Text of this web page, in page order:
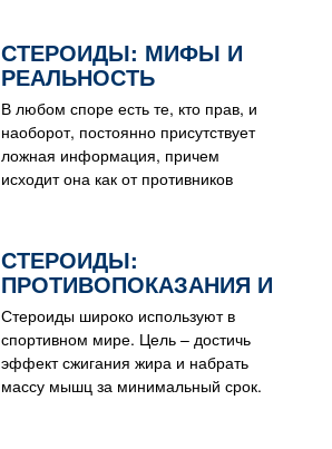
СТЕРОИДЫ: МИФЫ И
РЕАЛЬНОСТЬ
В любом споре есть те, кто прав, и
наоборот, постоянно присутствует
ложная информация, причем
исходит она как от противников
СТЕРОИДЫ:
ПРОТИВОПОКАЗАНИЯ И
РЕКОМЕНДАЦИИ
Стероиды широко используют в
спортивном мире. Цель – достичь
эффект сжигания жира и набрать
массу мышц за минимальный срок.